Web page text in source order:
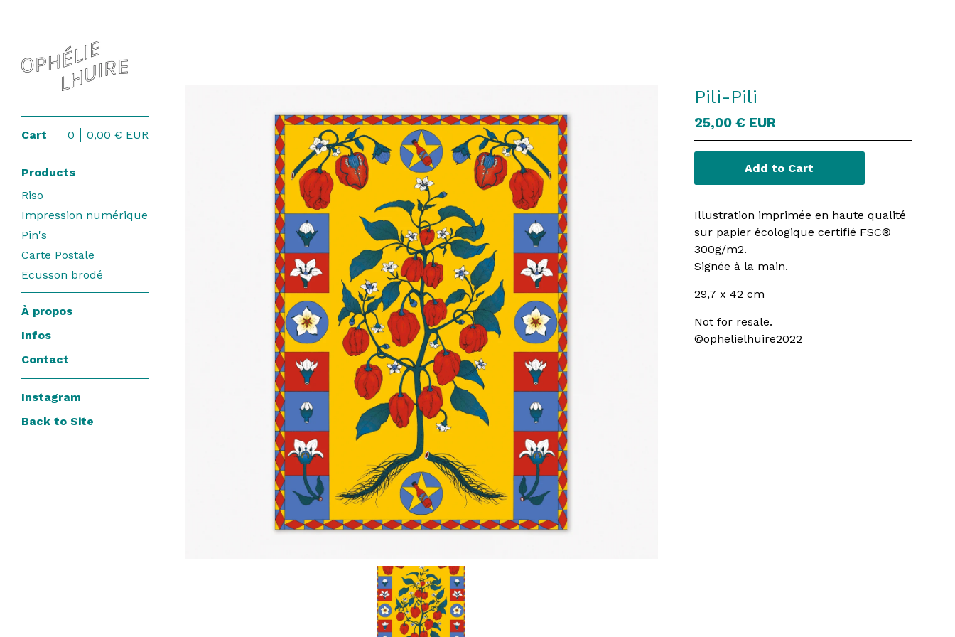
Cart 0,00 € EUR
0
Products
Riso
Impression numérique
Pin's
Carte Postale
Ecusson brodé
À propos
Infos
Contact
Instagram
Back to Site
Pili-Pili
25,00 € EUR
Add to Cart
Illustration imprimée en haute qualité
sur papier écologique certifié FSC®
300g/m2.
Signée à la main.
29,7 x 42 cm
Not for resale.
©ophelielhuire2022